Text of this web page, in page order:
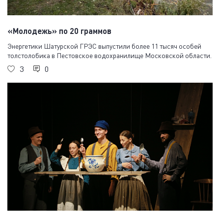
«Молодежь» по 20 граммов
Энергетики Шатурской ГРЭС выпустили более 11 тысяч особей
толстолобика в Пестовское водохранилище Московской области.
3 0